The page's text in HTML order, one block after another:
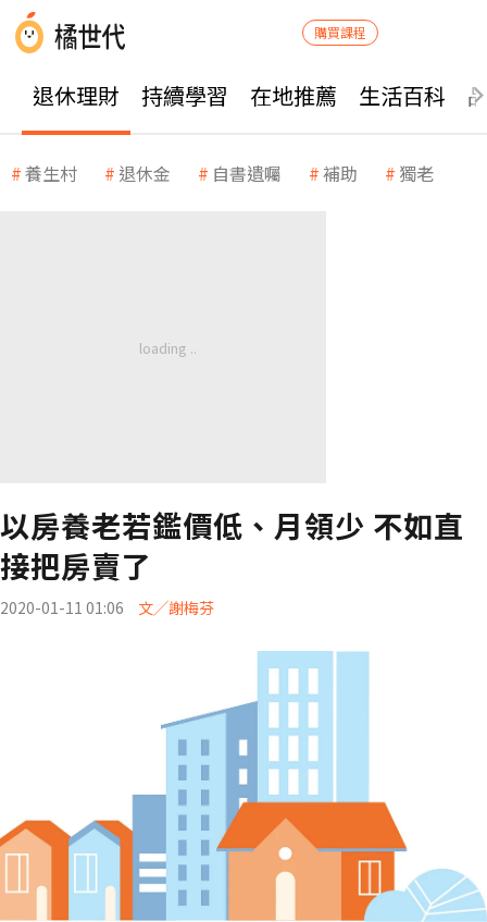
購買課程
退休理財 持續學習 在地推薦 生活百科
養生村 退休金 自書遺囑 補助 獨老
以房養老若鑑價低、月領少 不如直
接把房賣了
2020-01-11 01:06 文╱謝梅芬